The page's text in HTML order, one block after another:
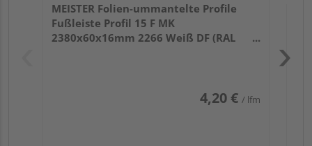
MEISTER Folien-ummantelte Profile
Fußleiste Profil 15 F MK
2380x60x16mm 2266 Weiß DF (RAL
4,20 € / lfm